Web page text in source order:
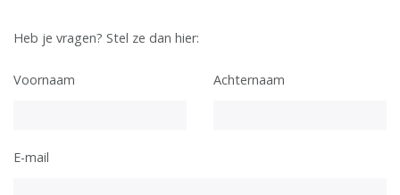
Heb je vragen? Stel ze dan hier:
Voornaam Achternaam
E-mail